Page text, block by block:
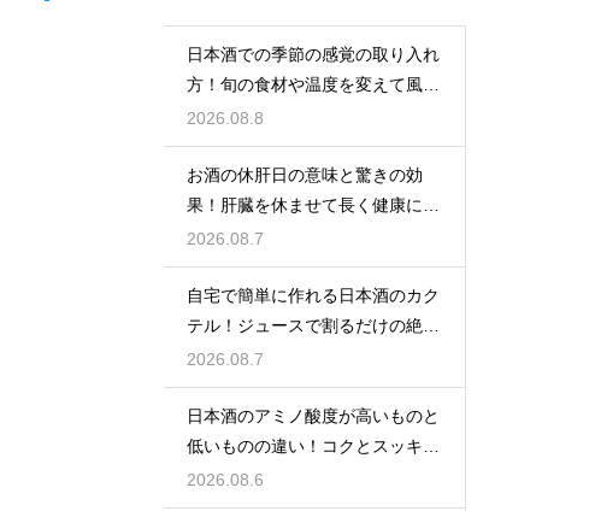
日本酒での季節の感覚の取り入れ
方！旬の食材や温度を変えて風情
を楽しむ
2026.08.8
お酒の休肝日の意味と驚きの効
果！肝臓を休ませて長く健康に楽
しむ
2026.08.7
自宅で簡単に作れる日本酒のカク
テル！ジュースで割るだけの絶品
アレンジ
2026.08.7
日本酒のアミノ酸度が高いものと
低いものの違い！コクとスッキリ
感を左右
2026.08.6